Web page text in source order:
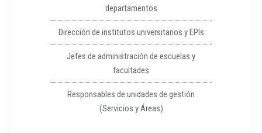
departamentos
Dirección de institutos universitarios y EPIs
Jefes de administración de escuelas y
facultades
Responsables de unidades de gestión
(Servicios y Áreas)